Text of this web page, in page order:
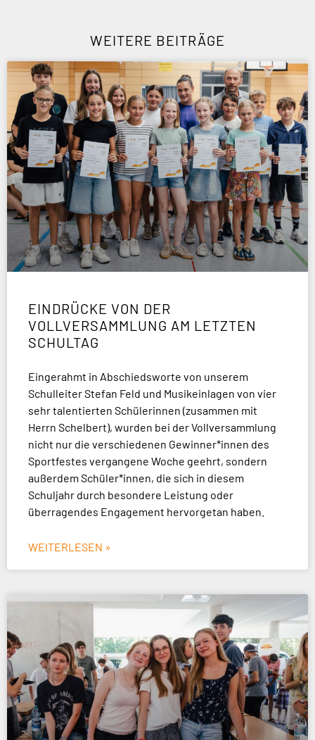
WEITERE BEITRÄGE
EINDRÜCKE VON DER
VOLLVERSAMMLUNG AM LETZTEN
SCHULTAG
Eingerahmt in Abschiedsworte von unserem
Schulleiter Stefan Feld und Musikeinlagen von vier
sehr talentierten Schülerinnen (zusammen mit
Herrn Schelbert), wurden bei der Vollversammlung
nicht nur die verschiedenen Gewinner*innen des
Sportfestes vergangene Woche geehrt, sondern
außerdem Schüler*innen, die sich in diesem
Schuljahr durch besondere Leistung oder
überragendes Engagement hervorgetan haben.
WEITERLESEN »